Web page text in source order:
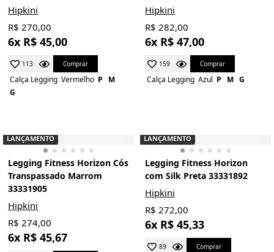
Hipkini
R$ 270,00
6x R$ 45,00
113 Comprar
Calça Legging Vermelho P
M
G
Hipkini
R$ 282,00
6x R$ 47,00
159 Comprar
Calça Legging Azul P M G
LANÇAMENTO
Legging Fitness Horizon Cós
Transpassado Marrom
33331905
Hipkini
R$ 274,00
6x R$ 45,67
LANÇAMENTO
Legging Fitness Horizon
com Silk Preta 33331892
Hipkini
R$ 272,00
6x R$ 45,33
89 Comprar